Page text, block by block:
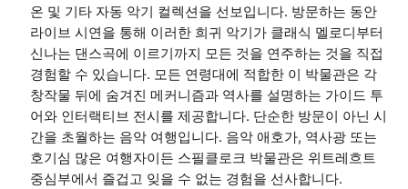
온 및 기타 자동 악기 컬렉션을 선보입니다. 방문하는 동안
라이브 시연을 통해 이러한 희귀 악기가 클래식 멜로디부터
신나는 댄스곡에 이르기까지 모든 것을 연주하는 것을 직접
경험할 수 있습니다. 모든 연령대에 적합한 이 박물관은 각
창작물 뒤에 숨겨진 메커니즘과 역사를 설명하는 가이드 투
어와 인터랙티브 전시를 제공합니다. 단순한 방문이 아닌 시
간을 초월하는 음악 여행입니다. 음악 애호가, 역사광 또는
호기심 많은 여행자이든 스필클로크 박물관은 위트레흐트
중심부에서 즐겁고 잊을 수 없는 경험을 선사합니다.